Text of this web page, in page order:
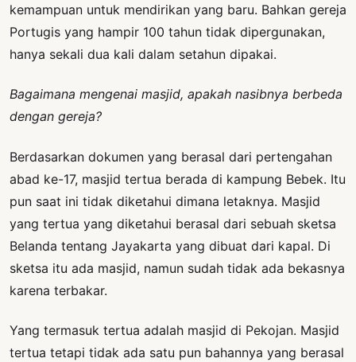
kemampuan untuk mendirikan yang baru. Bahkan gereja
Portugis yang hampir 100 tahun tidak dipergunakan,
hanya sekali dua kali dalam setahun dipakai.
Bagaimana mengenai masjid, apakah nasibnya berbeda
dengan gereja?
Berdasarkan dokumen yang berasal dari pertengahan
abad ke-17, masjid tertua berada di kampung Bebek. Itu
pun saat ini tidak diketahui dimana letaknya. Masjid
yang tertua yang diketahui berasal dari sebuah sketsa
Belanda tentang Jayakarta yang dibuat dari kapal. Di
sketsa itu ada masjid, namun sudah tidak ada bekasnya
karena terbakar.
Yang termasuk tertua adalah masjid di Pekojan. Masjid
tertua tetapi tidak ada satu pun bahannya yang berasal